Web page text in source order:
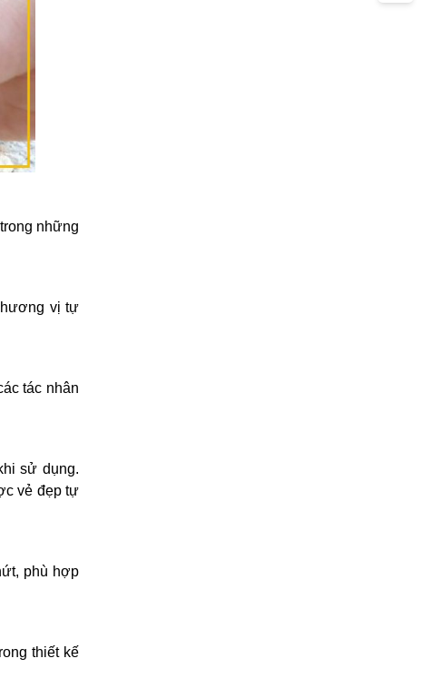
những
vị tự
tác nhân
sử dụng.
vẻ đẹp tự
phù hợp
thiết kế